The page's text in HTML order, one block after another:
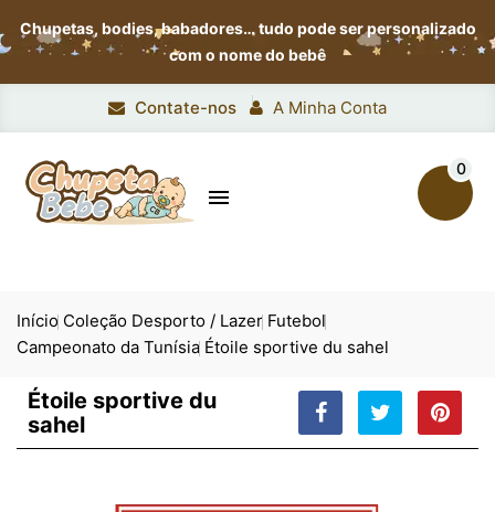
Chupetas, bodies, babadores…tudo pode ser personalizado
com o nome do bebê
Contate-nos A Minha Conta

0
Início Coleção Desporto / Lazer Futebol
Campeonato da Tunísia Étoile sportive du sahel
Étoile sportive du
sahel